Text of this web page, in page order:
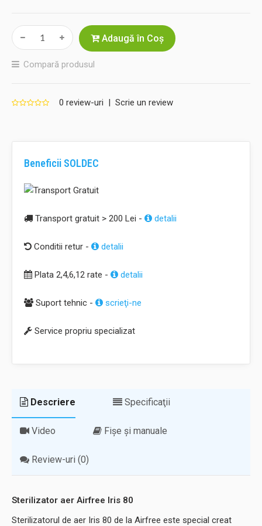
Adaugă în Coş
Compară produsul
0 review-uri | Scrie un review
Beneficii SOLDEC
Transport gratuit > 200 Lei - detalii
Conditii retur - detalii
Plata 2,4,6,12 rate - detalii
Suport tehnic - scrieţi-ne
Service propriu specializat
Descriere Specificaţii
Video Fișe și manuale
Review-uri (0)
Sterilizator aer Airfree Iris 80
Sterilizatorul de aer Iris 80 de la Airfree este special creat